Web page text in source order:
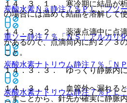
炭酸水素Ｎａ静注７％ＰＬ「フソ
重ソー静注７％「ＮＳ」アルカリ
炭酸水素ナトリウム静注７％「ＮＰ
炭酸水素ナトリウム静注７％ＰＬ
１４．３．１． 寒冷期に結晶が
の場合には温めて結晶を溶解して
１４．３．２． 薬液点滴中に点
があるので、点滴筒内に約２／３
こと。
１４．３．３． ゆっくり静脈内
１４．３．４． 血管外へ漏れる
こすことから、針先が確実に静脈